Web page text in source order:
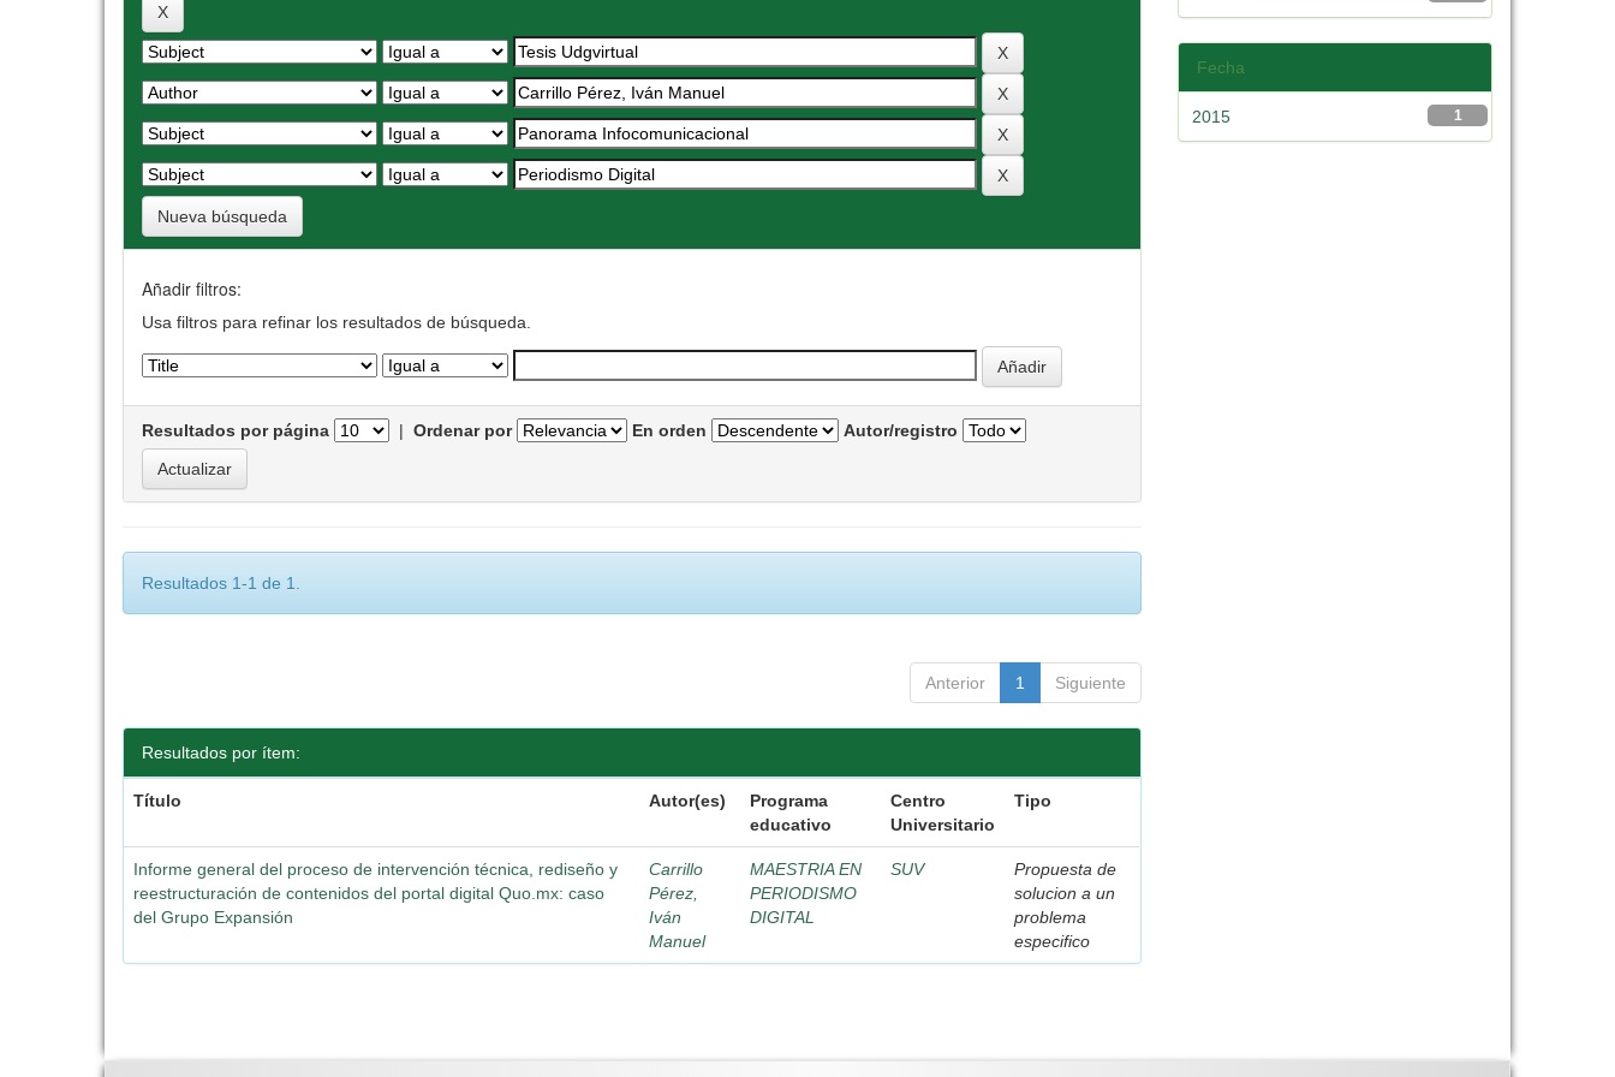
Nueva búsqueda
Añadir filtros:
Usa filtros para refinar los resultados de búsqueda.
Resultados por página | Ordenar por En orden Autor/registro
Resultados 1-1 de 1.
Anterior 1 Siguiente
Resultados por ítem:
Título Autor(es)
Programa
educativo
Centro
Universitario
Tipo
Informe general del proceso de intervención técnica, rediseño y
reestructuración de contenidos del portal digital Quo.mx: caso
del Grupo Expansión
Carrillo
Pérez,
Iván
Manuel
MAESTRIA EN
PERIODISMO
DIGITAL
SUV
Propuesta de
solucion a un
problema
especifico
Fecha
1
2015